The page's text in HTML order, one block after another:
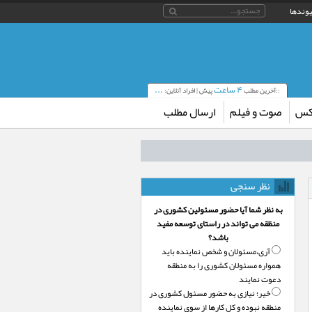
::آخرین مطلب۴ ساعت پیش | افراد آنلاین:...
صوت و فیلم ارسال مطلب
نظر سنجی
به نظر شما آیا حضور مسئولین کشوری در
منظقه می تواند در راستای توسعه مفید
باشد؟
آری،‌مسئولان و شخص نماینده باید
همواره مسئولان کشوری را به منطقه
دعوت نمایند
خیر؛‌ نیازی به حضور مسئول کشوری در
منطقه نبوده و کل کارها از سوی نماینده